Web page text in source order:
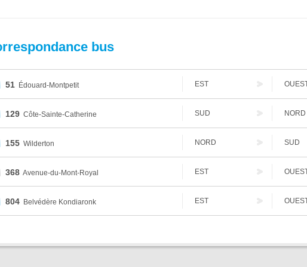
bus
51 Édouard-Montpetit EST
129 Côte-Sainte-Catherine SUD NORD
155 Wilderton NORD SUD
368 Avenue-du-Mont-Royal EST
804 Belvédère Kondiaronk EST